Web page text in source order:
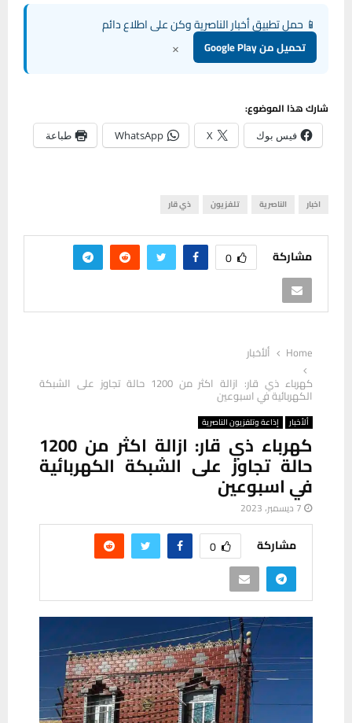
📱 حمل تطبيق أخبار الناصرية وكن على اطلاع دائم
تحميل من Google Play ×
شارك هذا الموضوع:
فيس بوك X
WhatsApp طباعة
اخبار الناصرية تلفزيون ذي قار
مشاركة 0
Home
ألأخبار
كهرباء ذي قار: ازالة اكثر من 1200 حالة تجاوز على الشبكة
الكهربائية في اسبوعين
ألأخبار إذاعة وتلفزيون الناصرية
كهرباء ذي قار: ازالة اكثر من 1200
حالة تجاوز على الشبكة الكهربائية
في اسبوعين
7 ديسمبر، 2023
مشاركة 0